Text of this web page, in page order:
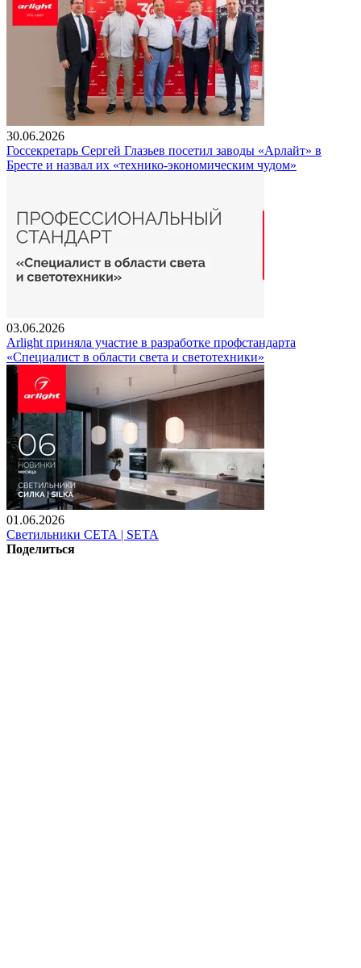
30.06.2026
Госсекретарь Сергей Глазьев посетил заводы «Арлайт» в
Бресте и назвал их «технико-экономическим чудом»
03.06.2026
Arlight приняла участие в разработке профстандарта
«Специалист в области света и светотехники»
01.06.2026
Светильники СЕТА | SETA
Поделиться